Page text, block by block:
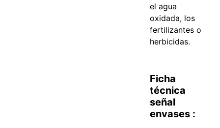
el agua
oxidada, los
fertilizantes o
herbicidas.
Ficha
técnica
señal
envases :